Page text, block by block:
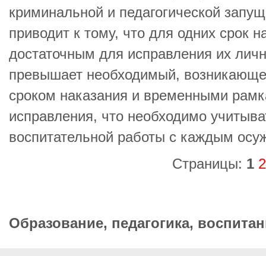
криминальной и педагогической
приводит к тому, что для одних срок
достаточным для исправления их
превышает необходимый,
сроком наказания и временными
исправления, что необходимо
воспитательной работы с каждым
Страницы: 1 2
Образование, педагогика,